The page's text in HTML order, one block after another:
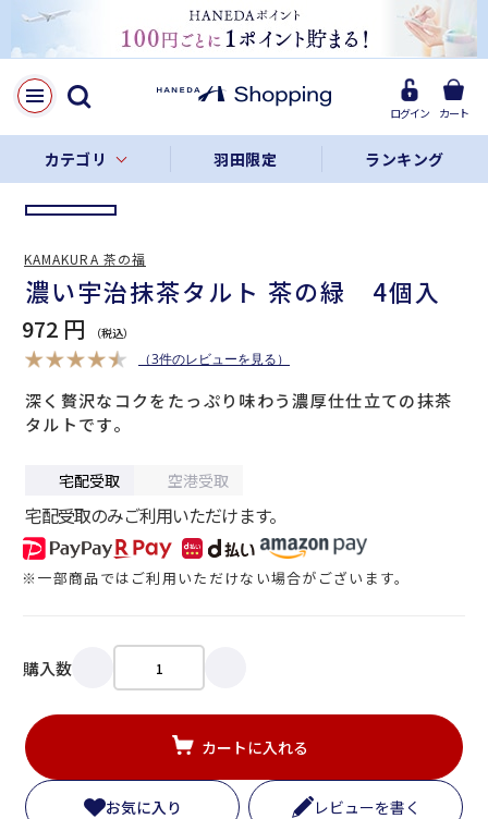
ログイン カート
カテゴリ 羽田限定 ランキング
LINE
Facebook
リンクをコピー
濃い宇治抹茶タルト 茶の緑 4個入
深く贅沢なコクをたっぷり味わう濃厚仕仕立ての抹茶
タルトです。
972 円
（3件のレビューを見る）
宅配受取 空港受取
宅配受取のみご利用いただけます。
※一部商品ではご利用いただけない場合がございます。
購入数
カートに入れる
お気に入り レビューを書く
KAMAKURA 茶の福